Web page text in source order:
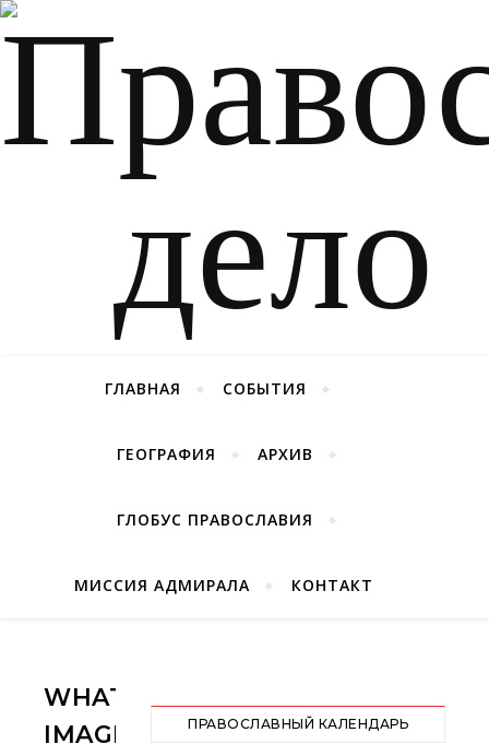
ГЛАВНАЯ СОБЫТИЯ
ГЕОГРАФИЯ АРХИВ
ГЛОБУС ПРАВОСЛАВИЯ
МИССИЯ АДМИРАЛА КОНТАКТ
WHATSAPP
IMAGE
ПРАВОСЛАВНЫЙ КАЛЕНДАРЬ